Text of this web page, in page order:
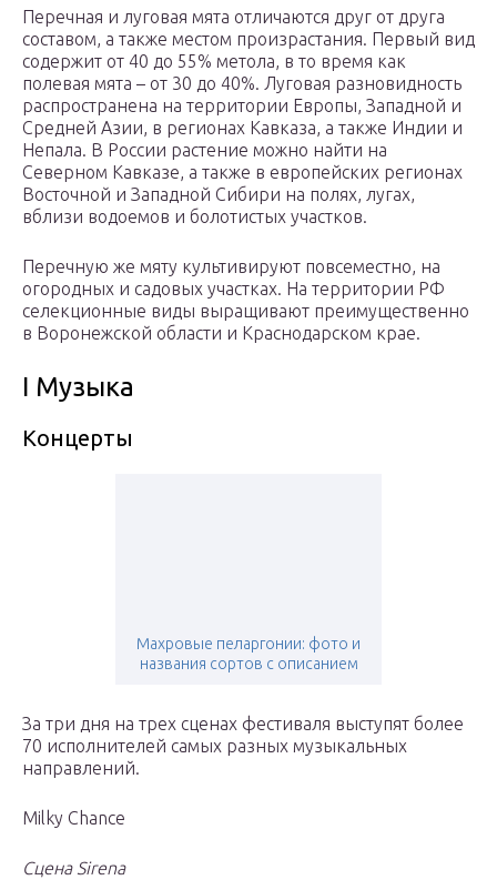
Перечная и луговая мята отличаются друг от друга
составом, а также местом произрастания. Первый вид
содержит от 40 до 55% метола, в то время как
полевая мята – от 30 до 40%. Луговая разновидность
распространена на территории Европы, Западной и
Средней Азии, в регионах Кавказа, а также Индии и
Непала. В России растение можно найти на
Северном Кавказе, а также в европейских регионах
Восточной и Западной Сибири на полях, лугах,
вблизи водоемов и болотистых участков.
Перечную же мяту культивируют повсеместно, на
огородных и садовых участках. На территории РФ
селекционные виды выращивают преимущественно
в Воронежской области и Краснодарском крае.
I Музыка
Концерты
Махровые пеларгонии: фото и
названия сортов с описанием
За три дня на трех сценах фестиваля выступят более
70 исполнителей самых разных музыкальных
направлений.
Milky Chance
Сцена Sirena